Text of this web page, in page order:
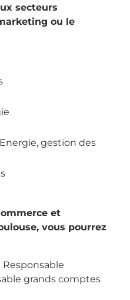
secteurs
ou le
gestion des
et
vous pourrez
grands comptes